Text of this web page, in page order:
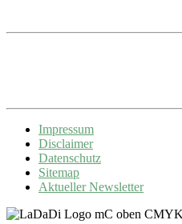
Impressum
Disclaimer
Datenschutz
Sitemap
Aktueller Newsletter